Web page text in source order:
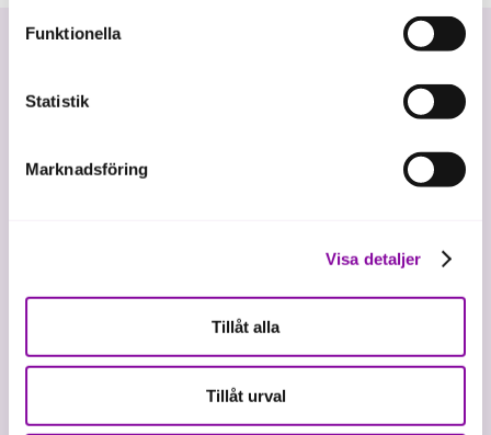
förutom för kakor som är nödvändiga för att hemsidan
ska fungera se mer under inställningar.
Funktionella
Statistik
Marknadsföring
Visa detaljer
Tillåt alla
Tillåt urval
Våra tjänster
Riskkapital
Affärsutveckling